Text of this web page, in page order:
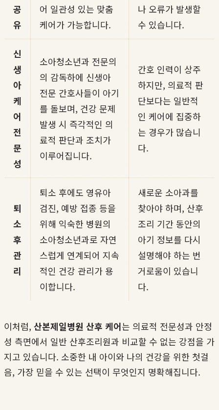
공
유
어 일관성 있는 맞춤
케어가 가능합니다.
나 오류가 발생할
수 있습니다.
신
생
아
케
어
전
문
성
소아청소년과 전문의
의 감독하에 신생아
전문 간호사들이 아기
를 돌보며, 건강 문제
발생 시 즉각적인 의
료적 판단과 조치가
이루어집니다.
간호 인력이 상주
하지만, 의료적 판
단보다는 일반적
인 케어에 집중하
는 경우가 많습니
다.
퇴
소
후
관
리
퇴소 후에도 영유아
검진, 예방 접종 등을
위해 익숙한 병원의
소아청소년과로 자연
스럽게 연계되어 지속
적인 건강 관리가 용
이합니다.
새로운 소아과를
찾아야 하며, 산후
조리 기간 동안의
아기 정보를 다시
설명해야 하는 번
거로움이 있습니
다.
이처럼, 산본제일병원 산후 케어는 의료적 전문성과 안정
성 측면에서 일반 산후조리원과 비교할 수 없는 강점을 가
지고 있습니다. 소중한 내 아이와 나의 건강을 위한 첫걸
음, 가장 믿을 수 있는 선택이 무엇인지 명확해집니다.